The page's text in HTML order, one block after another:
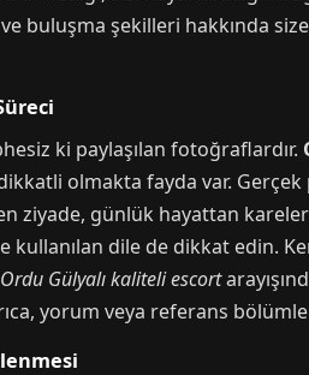
buluşma şekilleri hakkında
ki paylaşılan fotoğraflardır.
olmakta fayda var.
ziyade, günlük hayattan
dile de dikkat edin.
Ordu Gülyalı kaliteli escort
yorum veya referans